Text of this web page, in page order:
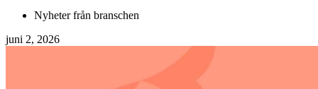
Nyheter från branschen
juni 2, 2026